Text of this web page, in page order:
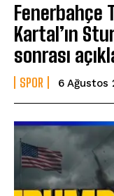
Fenerbahçe
Kartal’ın
sonrası
SPOR 6 Ağustos